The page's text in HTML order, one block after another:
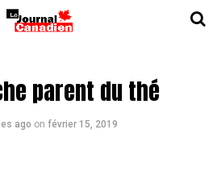
parent du thé
ago on février 15, 2019